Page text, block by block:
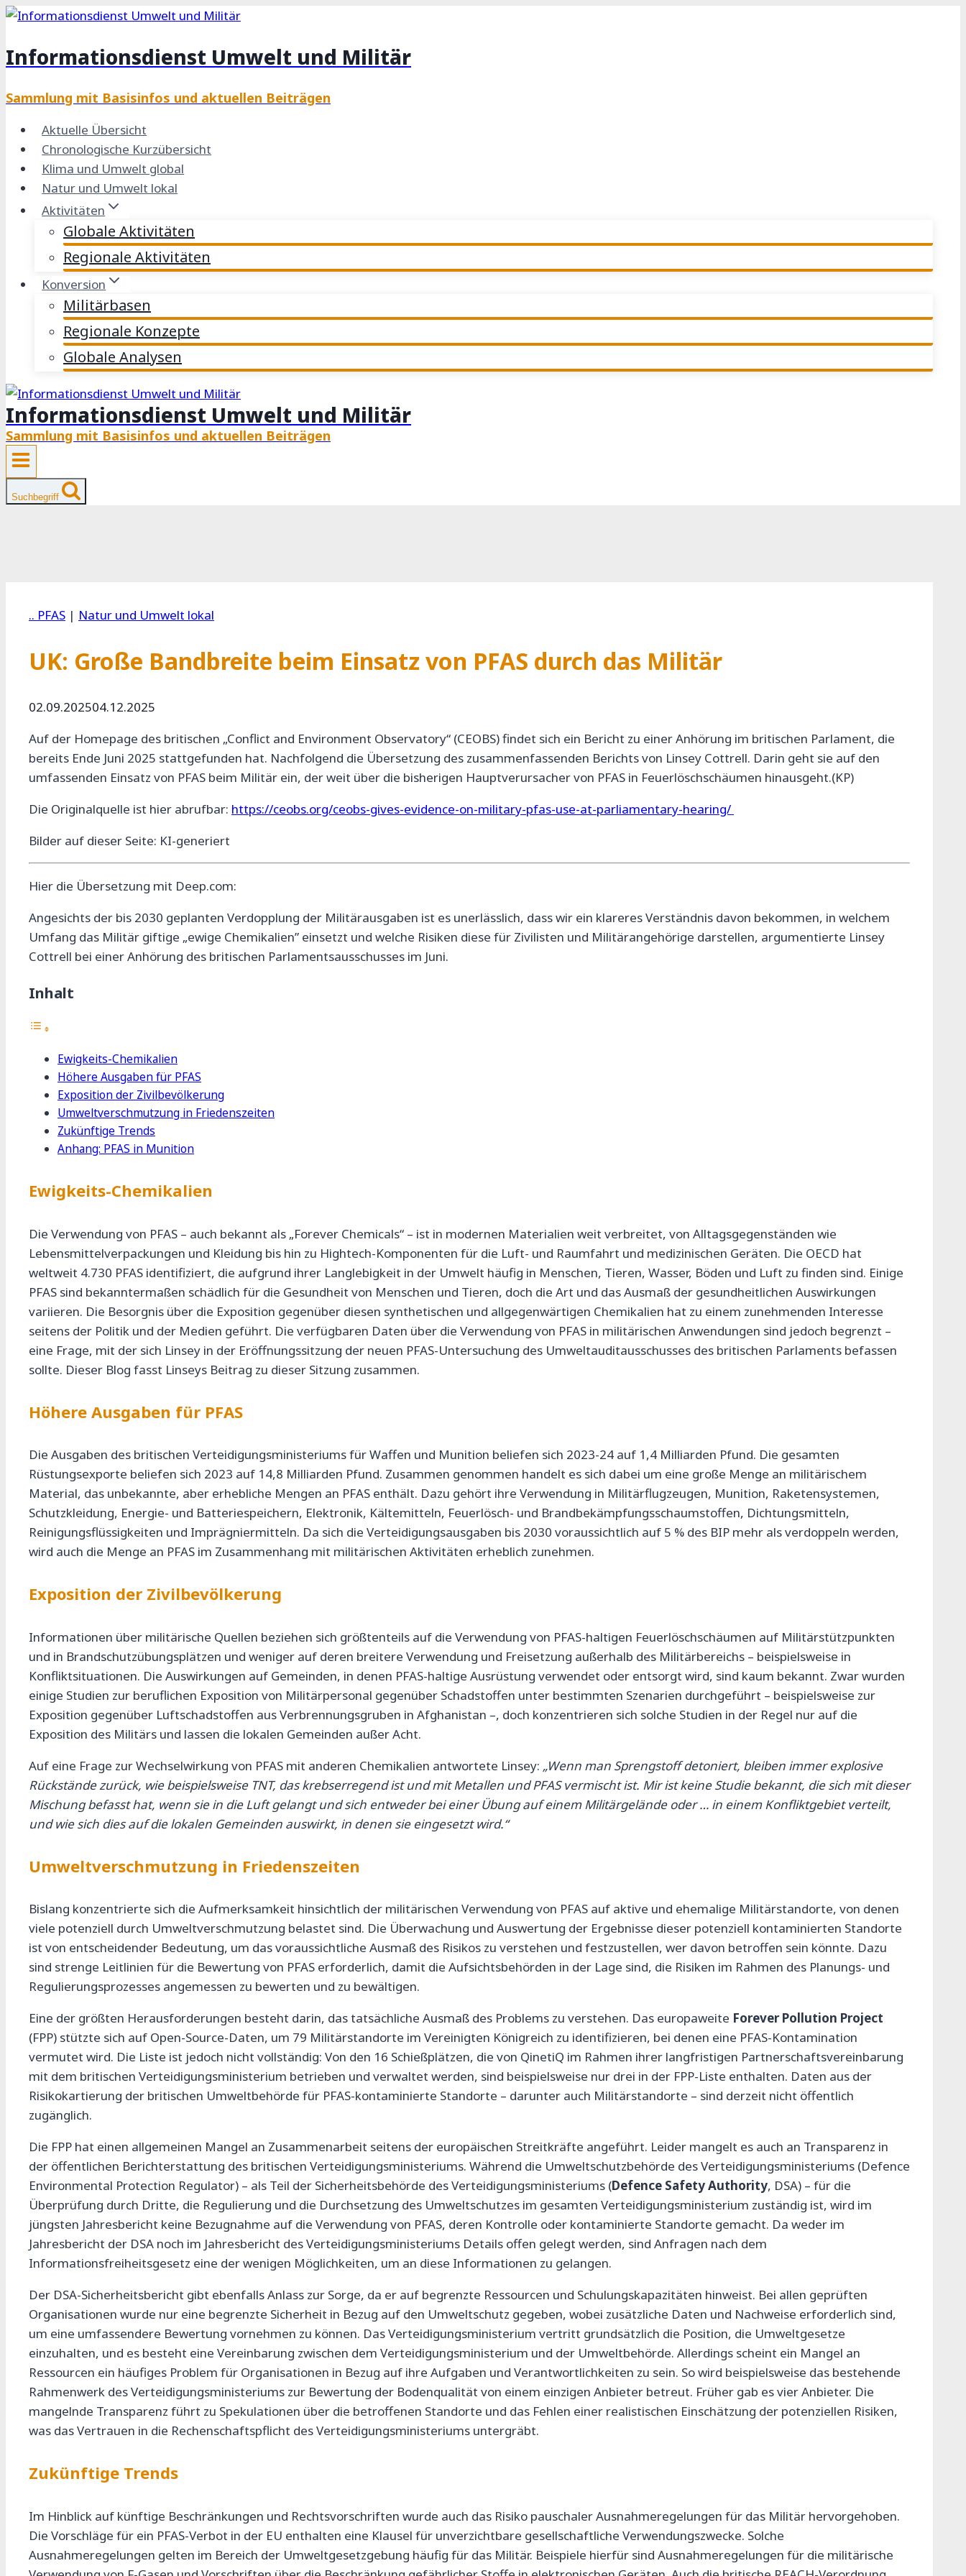
Zum
springen
Informationsdienst Umwelt und Militär
Sammlung mit Basisinfos und aktuellen Beiträgen
Aktuelle Übersicht
Chronologische Kurzübersicht
Klima und Umwelt global
Natur und Umwelt lokal
Aktivitäten
Globale Aktivitäten
Regionale Aktivitäten
Konversion
Militärbasen
Regionale Konzepte
Globale Analysen
Informationsdienst Umwelt und Militär
Sammlung mit Basisinfos und aktuellen Beiträgen
Suchbegriff
.. PFAS | Natur und Umwelt lokal
UK: Große Bandbreite beim Einsatz von PFAS durch das Militär
02.09.202504.12.2025
Auf der Homepage des britischen „Conflict and Environment Observatory“ (CEOBS) findet sich ein Bericht zu einer Anhörung im britischen Parlament, die
bereits Ende Juni 2025 stattgefunden hat. Nachfolgend die Übersetzung des zusammenfassenden Berichts von Linsey Cottrell. Darin geht sie auf den
umfassenden Einsatz von PFAS beim Militär ein, der weit über die bisherigen Hauptverursacher von PFAS in Feuerlöschschäumen hinausgeht.(KP)
Die Originalquelle ist hier abrufbar: https://ceobs.org/ceobs-gives-evidence-on-military-pfas-use-at-parliamentary-hearing/
Bilder auf dieser Seite: KI-generiert
Hier die Übersetzung mit Deep.com:
Angesichts der bis 2030 geplanten Verdopplung der Militärausgaben ist es unerlässlich, dass wir ein klareres Verständnis davon bekommen, in welchem
Umfang das Militär giftige „ewige Chemikalien” einsetzt und welche Risiken diese für Zivilisten und Militärangehörige darstellen, argumentierte Linsey
Cottrell bei einer Anhörung des britischen Parlamentsausschusses im Juni.
Inhalt
Ewigkeits-Chemikalien
Höhere Ausgaben für PFAS
Exposition der Zivilbevölkerung
Umweltverschmutzung in Friedenszeiten
Zukünftige Trends
Anhang: PFAS in Munition
Ewigkeits-Chemikalien
Die Verwendung von PFAS – auch bekannt als „Forever Chemicals“ – ist in modernen Materialien weit verbreitet, von Alltagsgegenständen wie
Lebensmittelverpackungen und Kleidung bis hin zu Hightech-Komponenten für die Luft- und Raumfahrt und medizinischen Geräten. Die OECD hat
weltweit 4.730 PFAS identifiziert, die aufgrund ihrer Langlebigkeit in der Umwelt häufig in Menschen, Tieren, Wasser, Böden und Luft zu finden sind. Einige
PFAS sind bekanntermaßen schädlich für die Gesundheit von Menschen und Tieren, doch die Art und das Ausmaß der gesundheitlichen Auswirkungen
variieren. Die Besorgnis über die Exposition gegenüber diesen synthetischen und allgegenwärtigen Chemikalien hat zu einem zunehmenden Interesse
seitens der Politik und der Medien geführt. Die verfügbaren Daten über die Verwendung von PFAS in militärischen Anwendungen sind jedoch begrenzt –
eine Frage, mit der sich Linsey in der Eröffnungssitzung der neuen PFAS-Untersuchung des Umweltauditausschusses des britischen Parlaments befassen
sollte. Dieser Blog fasst Linseys Beitrag zu dieser Sitzung zusammen.
Höhere Ausgaben für PFAS
Die Ausgaben des britischen Verteidigungsministeriums für Waffen und Munition beliefen sich 2023-24 auf 1,4 Milliarden Pfund. Die gesamten
Rüstungsexporte beliefen sich 2023 auf 14,8 Milliarden Pfund. Zusammen genommen handelt es sich dabei um eine große Menge an militärischem
Material, das unbekannte, aber erhebliche Mengen an PFAS enthält. Dazu gehört ihre Verwendung in Militärflugzeugen, Munition, Raketensystemen,
Schutzkleidung, Energie- und Batteriespeichern, Elektronik, Kältemitteln, Feuerlösch- und Brandbekämpfungsschaumstoffen, Dichtungsmitteln,
Reinigungsflüssigkeiten und Imprägniermitteln. Da sich die Verteidigungsausgaben bis 2030 voraussichtlich auf 5 % des BIP mehr als verdoppeln werden,
wird auch die Menge an PFAS im Zusammenhang mit militärischen Aktivitäten erheblich zunehmen.
Exposition der Zivilbevölkerung
Informationen über militärische Quellen beziehen sich größtenteils auf die Verwendung von PFAS-haltigen Feuerlöschschäumen auf Militärstützpunkten
und in Brandschutzübungsplätzen und weniger auf deren breitere Verwendung und Freisetzung außerhalb des Militärbereichs – beispielsweise in
Konfliktsituationen. Die Auswirkungen auf Gemeinden, in denen PFAS-haltige Ausrüstung verwendet oder entsorgt wird, sind kaum bekannt. Zwar wurden
einige Studien zur beruflichen Exposition von Militärpersonal gegenüber Schadstoffen unter bestimmten Szenarien durchgeführt – beispielsweise zur
Exposition gegenüber Luftschadstoffen aus Verbrennungsgruben in Afghanistan –, doch konzentrieren sich solche Studien in der Regel nur auf die
Exposition des Militärs und lassen die lokalen Gemeinden außer Acht.
Auf eine Frage zur Wechselwirkung von PFAS mit anderen Chemikalien antwortete Linsey: „Wenn man Sprengstoff detoniert, bleiben immer explosive
Rückstände zurück, wie beispielsweise TNT, das krebserregend ist und mit Metallen und PFAS vermischt ist. Mir ist keine Studie bekannt, die sich mit dieser
Mischung befasst hat, wenn sie in die Luft gelangt und sich entweder bei einer Übung auf einem Militärgelände oder … in einem Konfliktgebiet verteilt,
und wie sich dies auf die lokalen Gemeinden auswirkt, in denen sie eingesetzt wird.“
Umweltverschmutzung in Friedenszeiten
Bislang konzentrierte sich die Aufmerksamkeit hinsichtlich der militärischen Verwendung von PFAS auf aktive und ehemalige Militärstandorte, von denen
viele potenziell durch Umweltverschmutzung belastet sind. Die Überwachung und Auswertung der Ergebnisse dieser potenziell kontaminierten Standorte
ist von entscheidender Bedeutung, um das voraussichtliche Ausmaß des Risikos zu verstehen und festzustellen, wer davon betroffen sein könnte. Dazu
sind strenge Leitlinien für die Bewertung von PFAS erforderlich, damit die Aufsichtsbehörden in der Lage sind, die Risiken im Rahmen des Planungs- und
Regulierungsprozesses angemessen zu bewerten und zu bewältigen.
Eine der größten Herausforderungen besteht darin, das tatsächliche Ausmaß des Problems zu verstehen. Das europaweite Forever Pollution Project
(FPP) stützte sich auf Open-Source-Daten, um 79 Militärstandorte im Vereinigten Königreich zu identifizieren, bei denen eine PFAS-Kontamination
vermutet wird. Die Liste ist jedoch nicht vollständig: Von den 16 Schießplätzen, die von QinetiQ im Rahmen ihrer langfristigen Partnerschaftsvereinbarung
mit dem britischen Verteidigungsministerium betrieben und verwaltet werden, sind beispielsweise nur drei in der FPP-Liste enthalten. Daten aus der
Risikokartierung der britischen Umweltbehörde für PFAS-kontaminierte Standorte – darunter auch Militärstandorte – sind derzeit nicht öffentlich
zugänglich.
Die FPP hat einen allgemeinen Mangel an Zusammenarbeit seitens der europäischen Streitkräfte angeführt. Leider mangelt es auch an Transparenz in
der öffentlichen Berichterstattung des britischen Verteidigungsministeriums. Während die Umweltschutzbehörde des Verteidigungsministeriums (Defence
Environmental Protection Regulator) – als Teil der Sicherheitsbehörde des Verteidigungsministeriums (Defence Safety Authority, DSA) – für die
Überprüfung durch Dritte, die Regulierung und die Durchsetzung des Umweltschutzes im gesamten Verteidigungsministerium zuständig ist, wird im
jüngsten Jahresbericht keine Bezugnahme auf die Verwendung von PFAS, deren Kontrolle oder kontaminierte Standorte gemacht. Da weder im
Jahresbericht der DSA noch im Jahresbericht des Verteidigungsministeriums Details offen gelegt werden, sind Anfragen nach dem
Informationsfreiheitsgesetz eine der wenigen Möglichkeiten, um an diese Informationen zu gelangen.
Der DSA-Sicherheitsbericht gibt ebenfalls Anlass zur Sorge, da er auf begrenzte Ressourcen und Schulungskapazitäten hinweist. Bei allen geprüften
Organisationen wurde nur eine begrenzte Sicherheit in Bezug auf den Umweltschutz gegeben, wobei zusätzliche Daten und Nachweise erforderlich sind,
um eine umfassendere Bewertung vornehmen zu können. Das Verteidigungsministerium vertritt grundsätzlich die Position, die Umweltgesetze
einzuhalten, und es besteht eine Vereinbarung zwischen dem Verteidigungsministerium und der Umweltbehörde. Allerdings scheint ein Mangel an
Ressourcen ein häufiges Problem für Organisationen in Bezug auf ihre Aufgaben und Verantwortlichkeiten zu sein. So wird beispielsweise das bestehende
Rahmenwerk des Verteidigungsministeriums zur Bewertung der Bodenqualität von einem einzigen Anbieter betreut. Früher gab es vier Anbieter. Die
mangelnde Transparenz führt zu Spekulationen über die betroffenen Standorte und das Fehlen einer realistischen Einschätzung der potenziellen Risiken,
was das Vertrauen in die Rechenschaftspflicht des Verteidigungsministeriums untergräbt.
Zukünftige Trends
Im Hinblick auf künftige Beschränkungen und Rechtsvorschriften wurde auch das Risiko pauschaler Ausnahmeregelungen für das Militär hervorgehoben.
Die Vorschläge für ein PFAS-Verbot in der EU enthalten eine Klausel für unverzichtbare gesellschaftliche Verwendungszwecke. Solche
Ausnahmeregelungen gelten im Bereich der Umweltgesetzgebung häufig für das Militär. Beispiele hierfür sind Ausnahmeregelungen für die militärische